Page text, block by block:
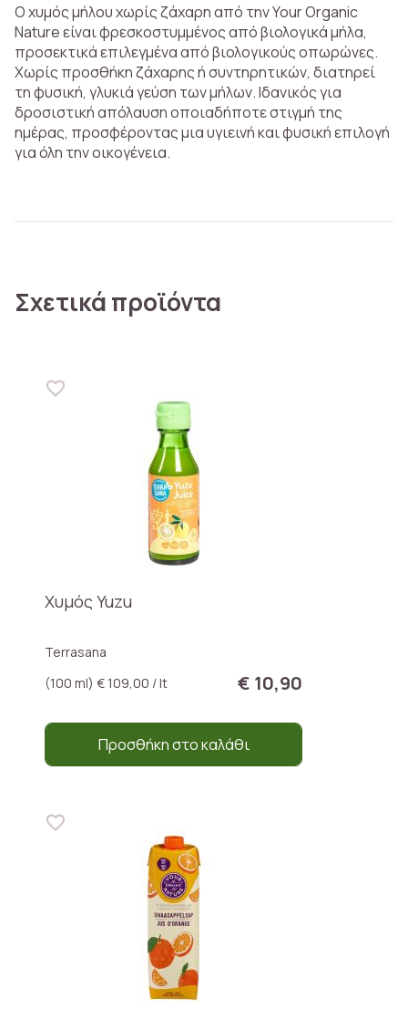
Ο χυμός μήλου χωρίς ζάχαρη από την Your Organic
Nature είναι φρεσκοστυμμένος από βιολογικά μήλα,
προσεκτικά επιλεγμένα από βιολογικούς οπωρώνες.
Χωρίς προσθήκη ζάχαρης ή συντηρητικών, διατηρεί
τη φυσική, γλυκιά γεύση των μήλων. Ιδανικός για
δροσιστική απόλαυση οποιαδήποτε στιγμή της
ημέρας, προσφέροντας μια υγιεινή και φυσική επιλογή
για όλη την οικογένεια.
Σχετικά προϊόντα
Χυμός Yuzu
Terrasana
(100 ml) € 109,00 / lt
€ 10,90
Προσθήκη στο καλάθι